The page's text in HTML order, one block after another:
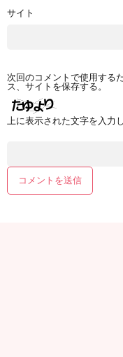
サイト
次回のコメントで使用する
ス、サイトを保存する。
上に表示された文字を入力